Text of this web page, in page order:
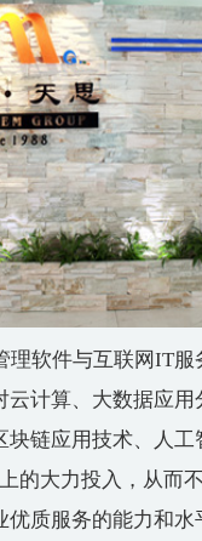
理软件与互联网IT服
计算、大数据应用
链应用技术、人工
的大力投入，从而
优质服务的能力和水